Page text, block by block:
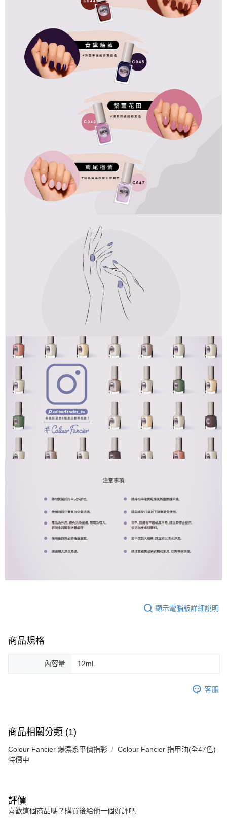
顯示電腦版詳細說明
商品規格
內容量 12mL
客服
商品相關分類 (1)
Colour Fancier 爆濃系平價指彩
Colour Fancier 指甲油(全47色)
特價中
評價
喜歡這個商品嗎？購買後給他一個好評吧